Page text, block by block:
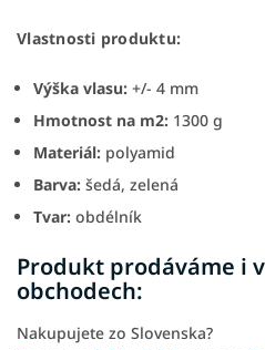
Vlastnosti produktu:
Výška vlasu: +/- 4 mm
Hmotnost na m2: 1300 g
Materiál: polyamid
Barva: šedá, zelená
Tvar: obdélník
Produkt prodáváme i
obchodech:
Nakupujete zo Slovenska?